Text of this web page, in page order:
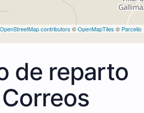
OpenStreetMap contributors ©OpenMapTiles © Parcello
de reparto